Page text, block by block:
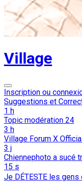
Village
Inscription ou
Suggestions et
1 h
Topic modération 24
3 h
Village Forum X
3 j
Chiennephoto a sucé
15 s
Je DÉTESTE les